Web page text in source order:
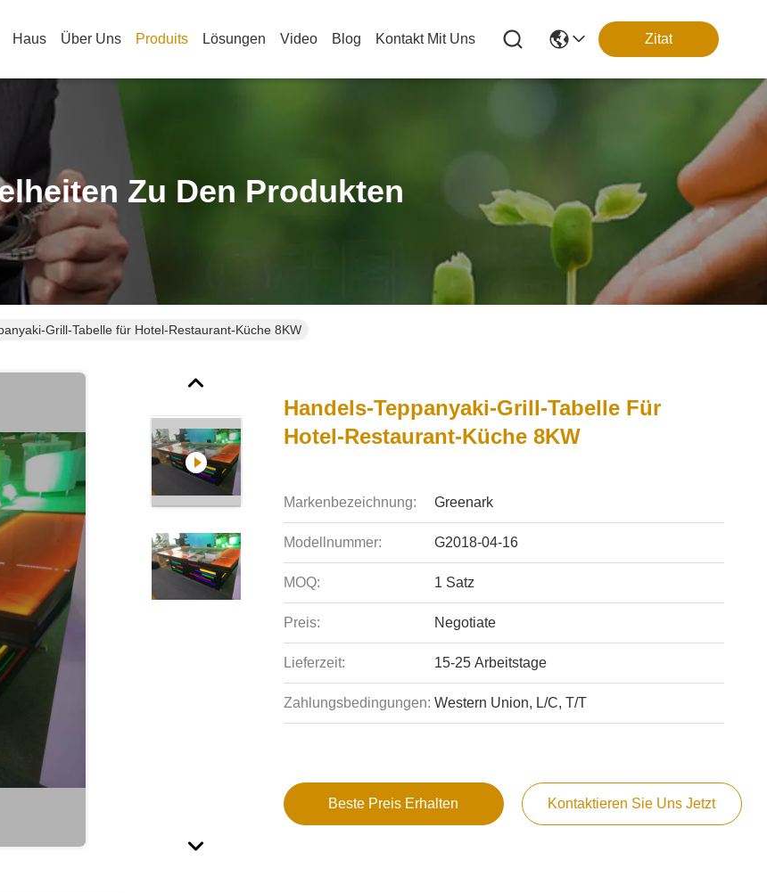
Haus Über Uns Produits Lösungen Video Blog Kontakt Mit Uns Zitat
Zu Den Produkten
Grill-Tabelle für Hotel-Restaurant-Küche 8KW
Handels-Teppanyaki-Grill-Tabelle Für
Hotel-Restaurant-Küche 8KW
Markenbezeichnung: Greenark
Modellnummer: G2018-04-16
MOQ: 1 Satz
Preis: Negotiate
Lieferzeit: 15-25 Arbeitstage
Zahlungsbedingungen: Western Union, L/C, T/T
Beste Preis Erhalten Kontaktieren Sie Uns Jetzt